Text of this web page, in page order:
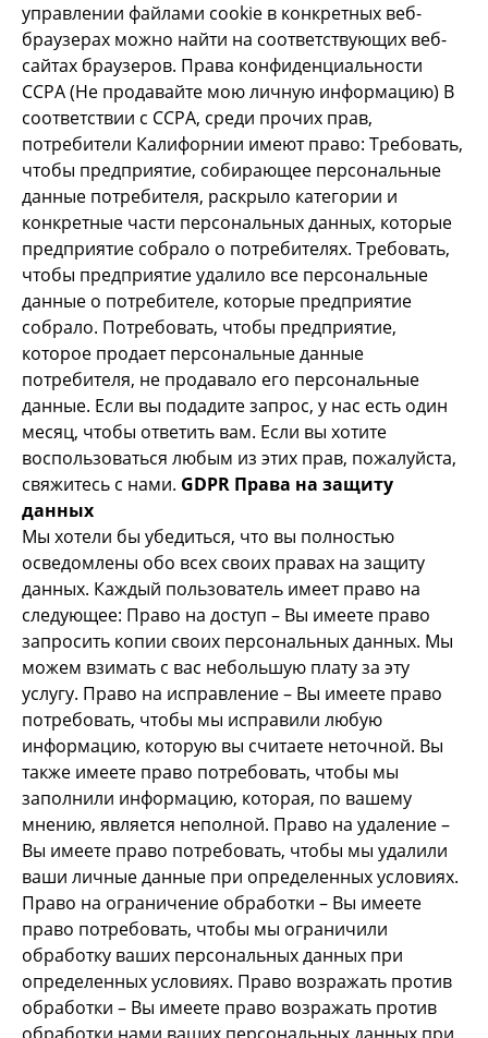
управлении файлами cookie в конкретных веб-
браузерах можно найти на соответствующих веб-
сайтах браузеров. Права конфиденциальности
CCPA (Не продавайте мою личную информацию) В
соответствии с CCPA, среди прочих прав,
потребители Калифорнии имеют право: Требовать,
чтобы предприятие, собирающее персональные
данные потребителя, раскрыло категории и
конкретные части персональных данных, которые
предприятие собрало о потребителях. Требовать,
чтобы предприятие удалило все персональные
данные о потребителе, которые предприятие
собрало. Потребовать, чтобы предприятие,
которое продает персональные данные
потребителя, не продавало его персональные
данные. Если вы подадите запрос, у нас есть один
месяц, чтобы ответить вам. Если вы хотите
воспользоваться любым из этих прав, пожалуйста,
свяжитесь с нами. GDPR Права на защиту
данных
Мы хотели бы убедиться, что вы полностью
осведомлены обо всех своих правах на защиту
данных. Каждый пользователь имеет право на
следующее: Право на доступ – Вы имеете право
запросить копии своих персональных данных. Мы
можем взимать с вас небольшую плату за эту
услугу. Право на исправление – Вы имеете право
потребовать, чтобы мы исправили любую
информацию, которую вы считаете неточной. Вы
также имеете право потребовать, чтобы мы
заполнили информацию, которая, по вашему
мнению, является неполной. Право на удаление –
Вы имеете право потребовать, чтобы мы удалили
ваши личные данные при определенных условиях.
Право на ограничение обработки – Вы имеете
право потребовать, чтобы мы ограничили
обработку ваших персональных данных при
определенных условиях. Право возражать против
обработки – Вы имеете право возражать против